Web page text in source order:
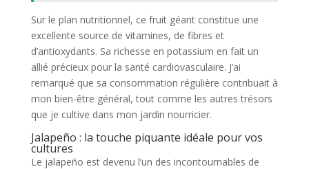
Sur le plan nutritionnel, ce fruit géant constitue une
excellente source de vitamines, de fibres et
d’antioxydants. Sa richesse en potassium en fait un
allié précieux pour la santé cardiovasculaire. J’ai
remarqué que sa consommation régulière contribuait à
mon bien-être général, tout comme les autres trésors
que je cultive dans mon jardin nourricier.
Jalapeño : la touche piquante idéale pour vos
cultures
Le jalapeño est devenu l’un des incontournables de